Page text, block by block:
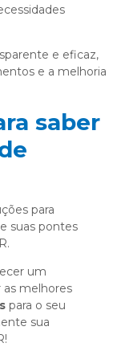
e eficaz,
e a melhoria
saber
para
suas pontes
um
melhores
para o seu
sua